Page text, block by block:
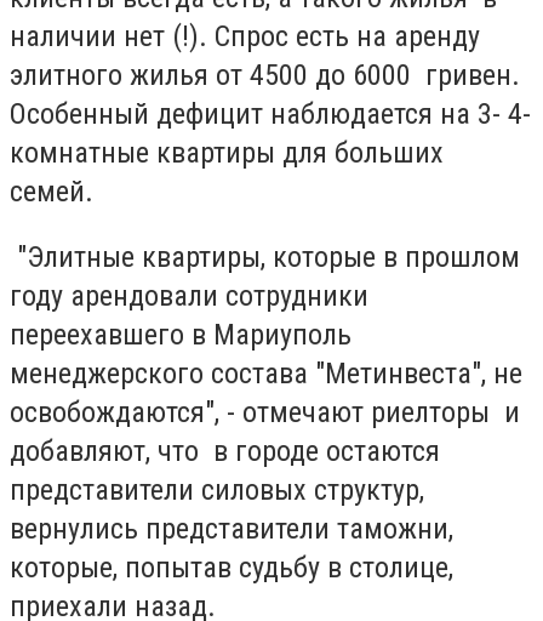
наличии нет (!). Спрос есть на аренду
элитного жилья от 4500 до 6000 гривен.
Особенный дефицит наблюдается на 3- 4-
комнатные квартиры для больших
семей.
"Элитные квартиры, которые в прошлом
году арендовали сотрудники
переехавшего в Мариуполь
менеджерского состава "Метинвеста", не
освобождаются", - отмечают риелторы и
добавляют, что в городе остаются
представители силовых структур,
вернулись представители таможни,
которые, попытав судьбу в столице,
приехали назад.